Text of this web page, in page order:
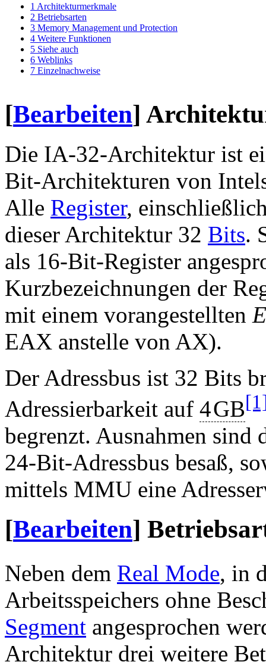
1 Architekturmerkmale
2 Betriebsarten
3 Memory Management und Protection
4 Weitere Funktionen
5 Siehe auch
6 Weblinks
7 Einzelnachweise
[Bearbeiten]
Die IA-32-Architektur ist
Bit-Architekturen von
Alle Register,
dieser Architektur 32 Bits.
als 16-Bit-Register
Kurzbezeichnungen der
mit einem vorangestellten E
EAX anstelle von AX).
Der Adressbus ist 32 Bits
Adressierbarkeit auf 4GB
begrenzt. Ausnahmen sind
24-Bit-Adressbus besaß,
mittels MMU eine
[Bearbeiten]
Neben dem Real Mode, in
Arbeitsspeichers ohne
Segment angesprochen
Architektur drei weitere